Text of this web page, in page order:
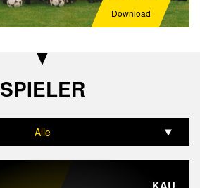
Download
SPIELER
Alle
Tor